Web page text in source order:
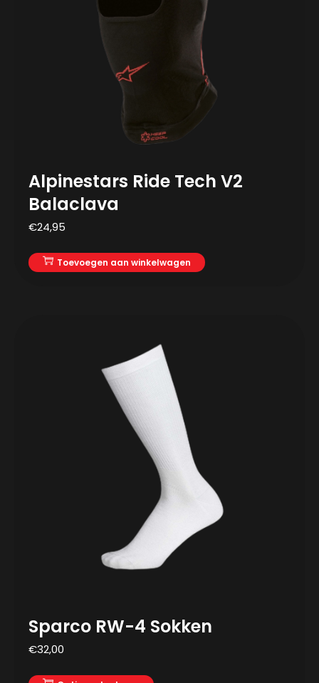
Alpinestars Ride Tech V2
Balaclava
€24,95
Toevoegen aan winkelwagen
Sparco RW-4 Sokken
€32,00